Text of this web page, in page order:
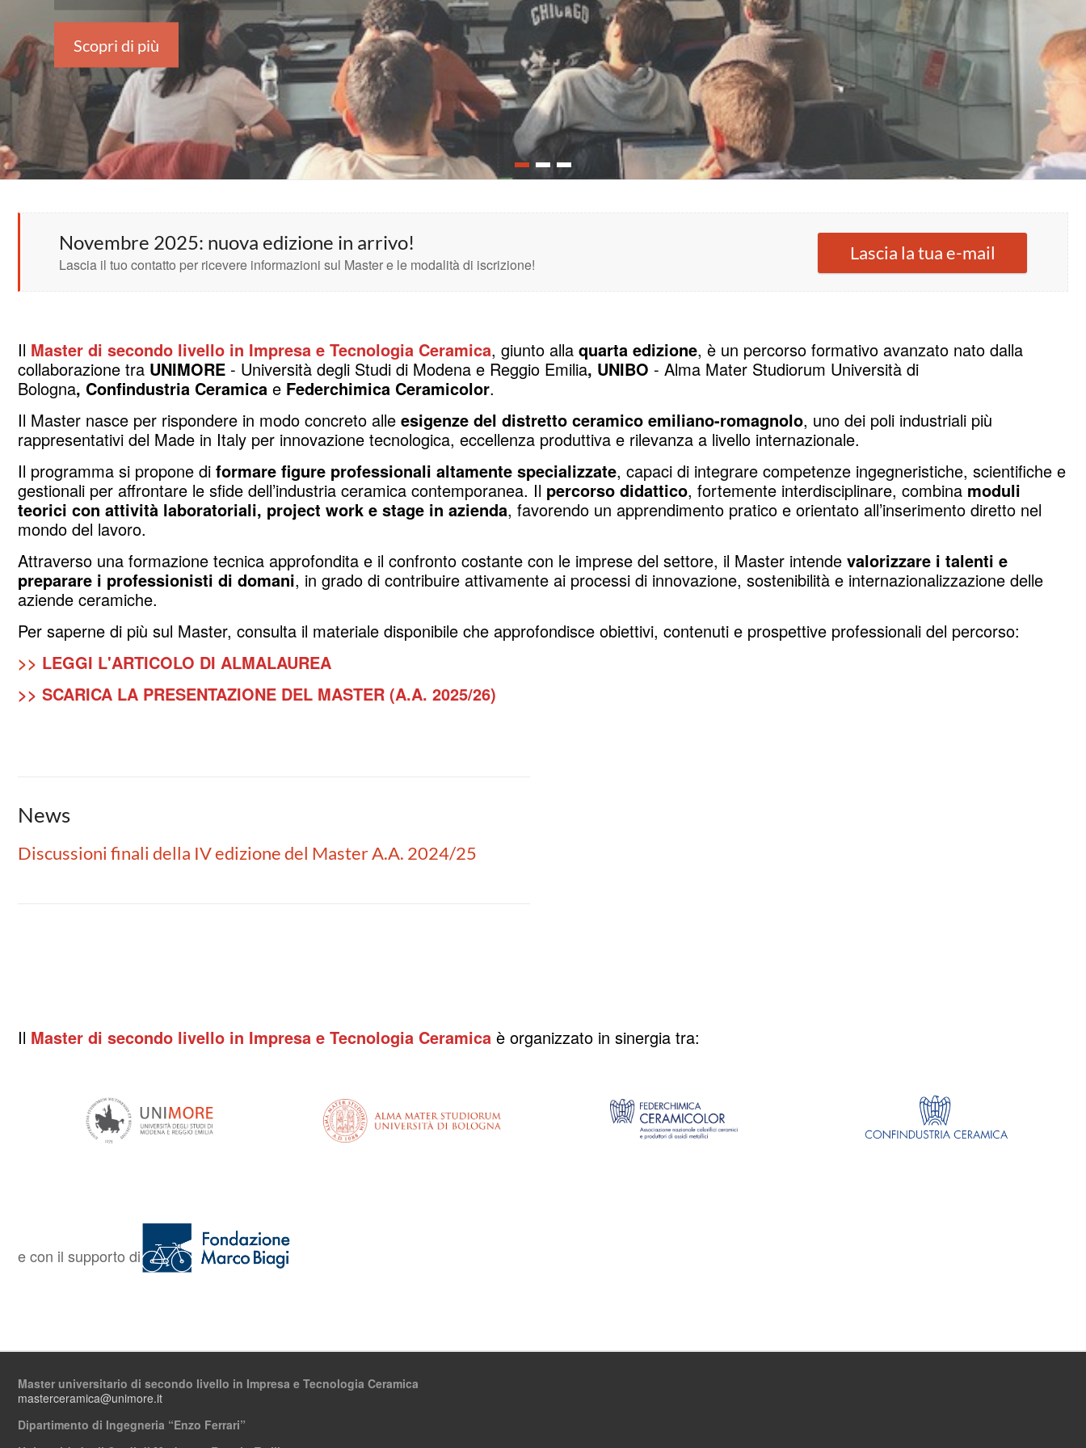
Scopri di più
Novembre 2025: nuova edizione in arrivo!
Lascia il tuo contatto per ricevere informazioni sul Master e le modalità di iscrizione!
Lascia la tua e-mail
Il Master di secondo livello in Impresa e Tecnologia Ceramica, giunto alla quarta edizione, è un percorso formativo avanzato nato dalla
collaborazione tra UNIMORE - Università degli Studi di Modena e Reggio Emilia, UNIBO - Alma Mater Studiorum Università di
Bologna, Confindustria Ceramica e Federchimica Ceramicolor.
Il Master nasce per rispondere in modo concreto alle esigenze del distretto ceramico emiliano-romagnolo, uno dei poli industriali più
rappresentativi del Made in Italy per innovazione tecnologica, eccellenza produttiva e rilevanza a livello internazionale.
Il programma si propone di formare figure professionali altamente specializzate, capaci di integrare competenze ingegneristiche, scientifiche e
gestionali per affrontare le sfide dell’industria ceramica contemporanea. Il percorso didattico, fortemente interdisciplinare, combina moduli
teorici con attività laboratoriali, project work e stage in azienda, favorendo un apprendimento pratico e orientato all’inserimento diretto nel
mondo del lavoro.
Attraverso una formazione tecnica approfondita e il confronto costante con le imprese del settore, il Master intende valorizzare i talenti e
preparare i professionisti di domani, in grado di contribuire attivamente ai processi di innovazione, sostenibilità e internazionalizzazione delle
aziende ceramiche.
Per saperne di più sul Master, consulta il materiale disponibile che approfondisce obiettivi, contenuti e prospettive professionali del percorso:
>> LEGGI L'ARTICOLO DI ALMALAUREA
>> SCARICA LA PRESENTAZIONE DEL MASTER (A.A. 2025/26)
News
Discussioni finali della IV edizione del Master A.A. 2024/25
Il Master di secondo livello in Impresa e Tecnologia Ceramica è organizzato in sinergia tra:
e con il supporto di
Master universitario di secondo livello in Impresa e Tecnologia Ceramica
masterceramica@unimore.it
Dipartimento di Ingegneria “Enzo Ferrari”